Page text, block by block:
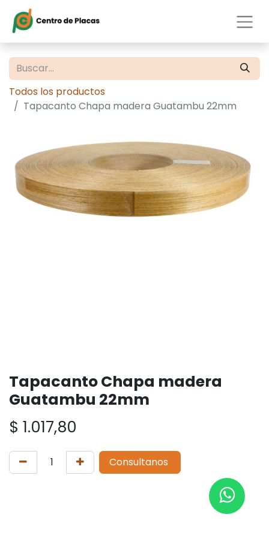
Todos los productos
Tapacanto Chapa madera Guatambu 22mm
Tapacanto Chapa madera
Guatambu 22mm
$ 1.017,80
Consultanos